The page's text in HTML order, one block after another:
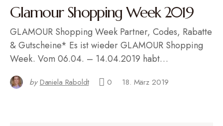
Glamour Shopping Week 2019
GLAMOUR Shopping Week Partner, Codes, Rabatte
& Gutscheine* Es ist wieder GLAMOUR Shopping
Week. Vom 06.04. – 14.04.2019 habt…
by Daniela Raboldt 0 18. März 2019